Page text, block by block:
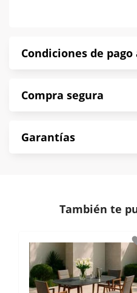
Condiciones de
puntualmente. Al
*Sujeto a aprobación de
norma de Muebles
Compra segura
compra es segura de
- Certificados de
disposiciones legales y
Asociación Mexicana de
- Nos encontramos en
la Asociación de
Garantías
También te